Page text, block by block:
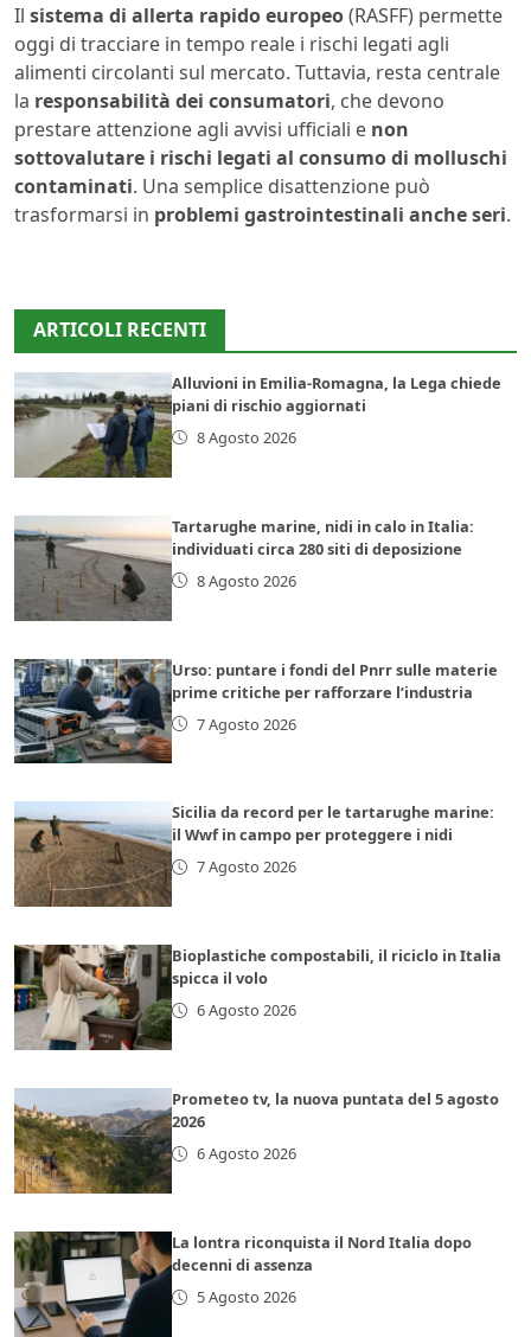
Il sistema di allerta rapido europeo(RASFF) permette
oggi di tracciare in tempo reale i rischi legati agli
alimenti circolanti sul mercato. Tuttavia, resta centrale
la responsabilità dei consumatori, che devono
prestare attenzione agli avvisi ufficiali e non
sottovalutare i rischi legati al consumo di molluschi
contaminati. Una semplice disattenzione può
trasformarsi in problemi gastrointestinali anche seri.
ARTICOLI RECENTI
Alluvioni in Emilia-Romagna, la Lega chiede
piani di rischio aggiornati
8 Agosto 2026
Tartarughe marine, nidi in calo in Italia:
individuati circa 280 siti di deposizione
8 Agosto 2026
Urso: puntare i fondi del Pnrr sulle materie
prime critiche per rafforzare l’industria
7 Agosto 2026
Sicilia da record per le tartarughe marine:
il Wwf in campo per proteggere i nidi
7 Agosto 2026
Bioplastiche compostabili, il riciclo in Italia
spicca il volo
6 Agosto 2026
Prometeo tv, la nuova puntata del 5 agosto
2026
6 Agosto 2026
La lontra riconquista il Nord Italia dopo
decenni di assenza
5 Agosto 2026